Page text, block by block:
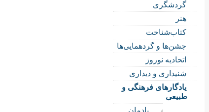
گردشگری
هنر
کتاب‌شناخت
جشن‌ها و گردهمایی‌ها
اتحادیه نوروز
شنیداری و دیداری
یادگارهای فرهنگی و
طبیعی
یادمان